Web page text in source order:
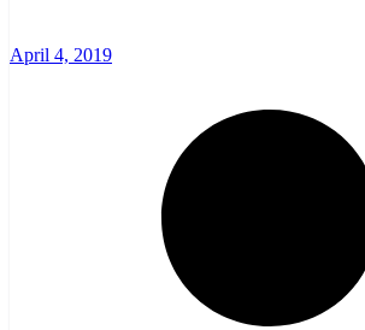
April 4, 2019